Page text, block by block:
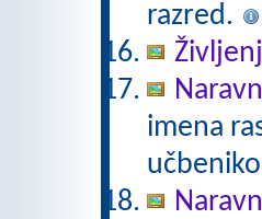
razred.
imena